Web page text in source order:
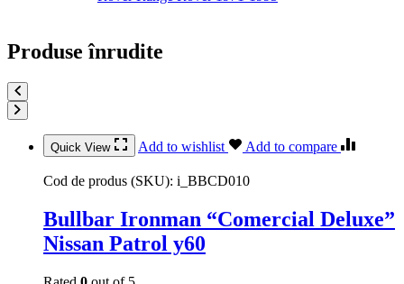
Produse înrudite
Quick View Add to wishlist Add to compare
Cod de produs (SKU): i_BBCD010
Bullbar Ironman “Comercial Deluxe”
Nissan Patrol y60